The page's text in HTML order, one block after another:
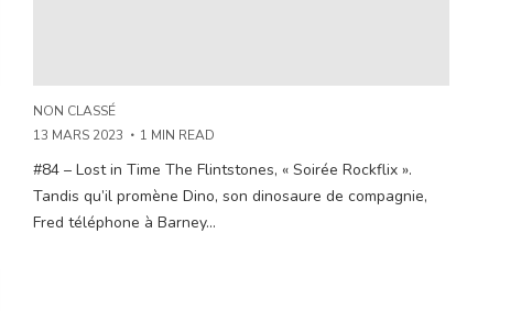
NON CLASSÉ
13 MARS 2023
1 MIN READ
#84 – Lost in Time The Flintstones, « Soirée Rockflix ».
Tandis qu’il promène Dino, son dinosaure de compagnie,
Fred téléphone à Barney...